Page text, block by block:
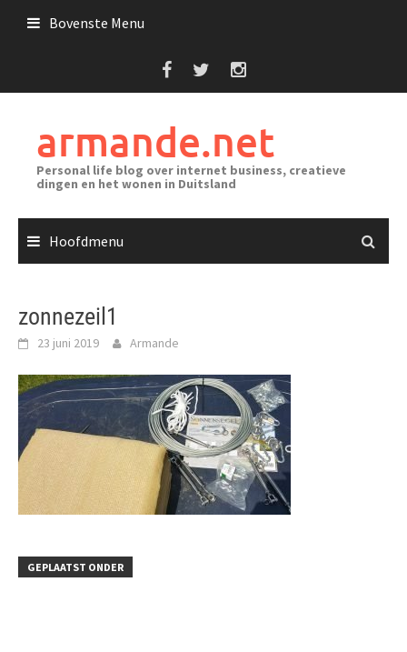
Bovenste Menu
armande.net
Personal life blog over internet business, creatieve
dingen en het wonen in Duitsland
Hoofdmenu
zonnezeil1
23 juni 2019 Armande
GEPLAATST ONDER